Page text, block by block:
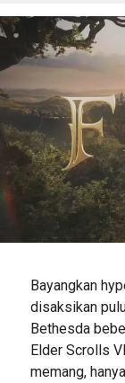
Bayangkan
disaksikan
Bethesda
Elder Scrolls
memang,